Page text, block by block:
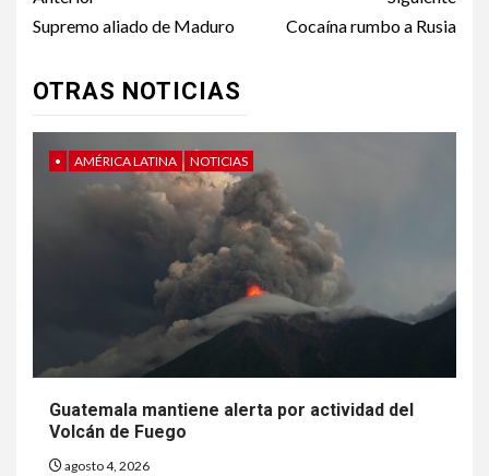
navigation
Supremo aliado de Maduro
Cocaína rumbo a Rusia
OTRAS NOTICIAS
• AMÉRICA LATINA NOTICIAS
Guatemala mantiene alerta por actividad del
Volcán de Fuego
agosto 4, 2026